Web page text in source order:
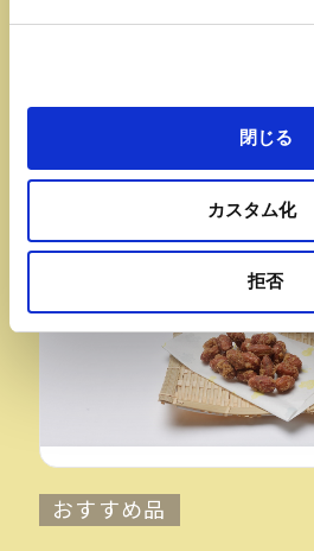
閉じる
カスタム化
拒否
おすすめ品